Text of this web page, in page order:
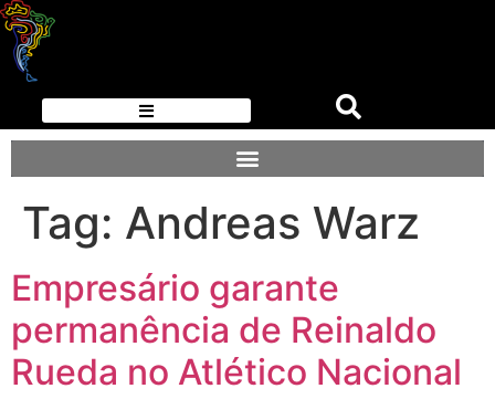
Tag: Andreas Warz
Empresário garante
permanência de Reinaldo
Rueda no Atlético Nacional